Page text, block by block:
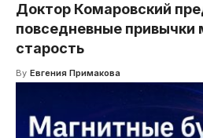
Доктор Комаровский
повседневные привычки
старость
By Евгения Примакова